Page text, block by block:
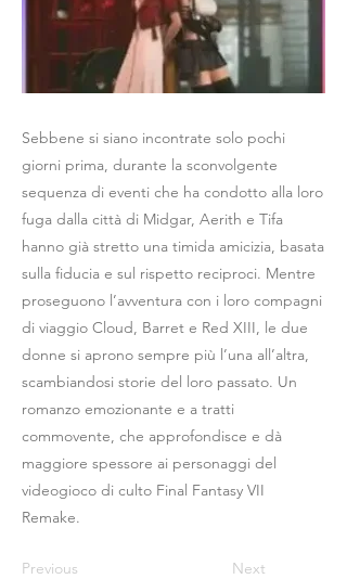
Sebbene si siano incontrate solo pochi
giorni prima, durante la sconvolgente
sequenza di eventi che ha condotto alla loro
fuga dalla città di Midgar, Aerith e Tifa
hanno già stretto una timida amicizia, basata
sulla fiducia e sul rispetto reciproci. Mentre
proseguono l’avventura con i loro compagni
di viaggio Cloud, Barret e Red XIII, le due
donne si aprono sempre più l’una all’altra,
scambiandosi storie del loro passato. Un
romanzo emozionante e a tratti
commovente, che approfondisce e dà
maggiore spessore ai personaggi del
videogioco di culto Final Fantasy VII
Remake.
Previous Next